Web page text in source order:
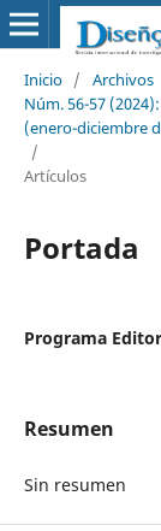
Inicio / Archivos
Núm. 56-57
(enero-diciembre
/
Artículos
Portada
Programa
Resumen
Sin resumen